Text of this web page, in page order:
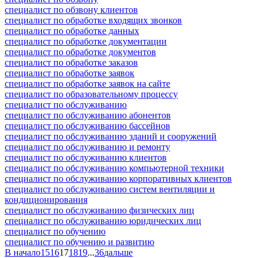
специалист по обзвону клиентов
специалист по обработке входящих звонков
специалист по обработке данных
специалист по обработке документации
специалист по обработке документов
специалист по обработке заказов
специалист по обработке заявок
специалист по обработке заявок на сайте
специалист по образовательному процессу
специалист по обслуживанию
специалист по обслуживанию абонентов
специалист по обслуживанию бассейнов
специалист по обслуживанию зданий и сооружений
специалист по обслуживанию и ремонту
специалист по обслуживанию клиентов
специалист по обслуживанию компьютерной техники
специалист по обслуживанию корпоративных клиентов
специалист по обслуживанию систем вентиляции и
кондиционирования
специалист по обслуживанию физических лиц
специалист по обслуживанию юридических лиц
специалист по обучению
специалист по обучению и развитию
В начало1516171819...36дальше